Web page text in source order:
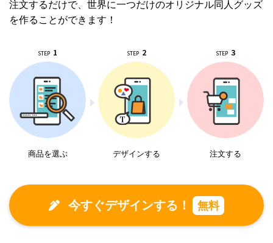
注文するだけで、世界に一つだけのオリジナル同人グッズ
を作ることができます！
STEP 1
商品を選ぶ
STEP 2
デザインする
STEP 3
注文する
今すぐデザインする！ 無料